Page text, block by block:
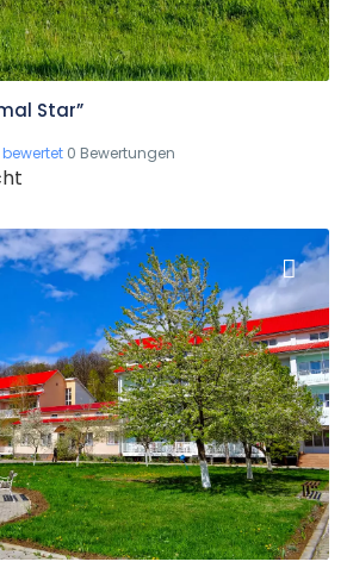
Star”
0 Bewertungen